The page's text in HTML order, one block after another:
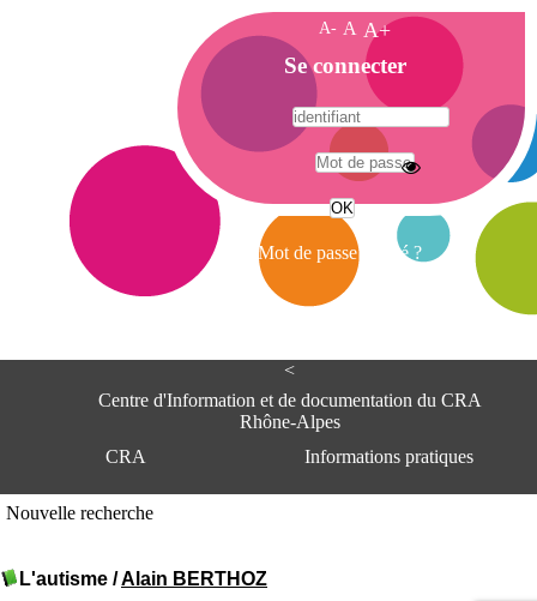
<
Centre d'Information et de documentation du CRA
Rhône-Alpes
CRA
Informations pratiques
Nouvelle recherche
L'autisme /Alain BERTHOZ
A- A A+
A
c
c
e
i
Se connecter
Mot de passe oublié ?
A
e
e
n
f